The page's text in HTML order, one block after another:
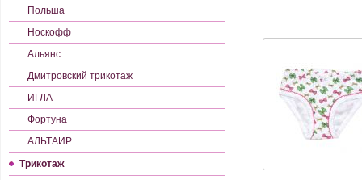
Польша
Носкофф
Альянс
Дмитровский трикотаж
ИГЛА
Фортуна
АЛЬТАИР
Трикотаж